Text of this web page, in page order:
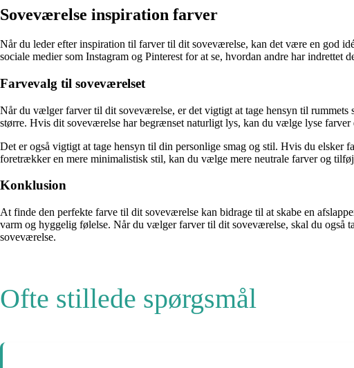
Soveværelse inspiration farver
Når du leder efter inspiration til farver til dit soveværelse, kan det være en god
sociale medier som Instagram og Pinterest for at se, hvordan andre har indrettet
Farvevalg til soveværelset
Når du vælger farver til dit soveværelse, er det vigtigt at tage hensyn til
større. Hvis dit soveværelse har begrænset naturligt lys, kan du vælge lyse
Det er også vigtigt at tage hensyn til din personlige smag og stil. Hvis du
foretrækker en mere minimalistisk stil, kan du vælge mere neutrale farver og
Konklusion
At finde den perfekte farve til dit soveværelse kan bidrage til at skabe en
varm og hyggelig følelse. Når du vælger farver til dit soveværelse, skal du også
soveværelse.
Ofte stillede spørgsmål